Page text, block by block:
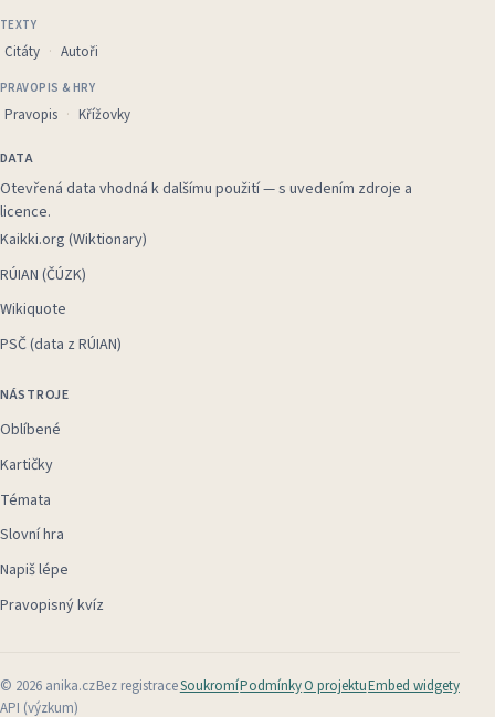
TEXTY
Citáty Autoři
PRAVOPIS & HRY
Pravopis Křížovky
DATA
Otevřená data vhodná k dalšímu použití — s uvedením zdroje a
licence.
Kaikki.org (Wiktionary)
RÚIAN (ČÚZK)
Wikiquote
PSČ (data z RÚIAN)
NÁSTROJE
Oblíbené
Kartičky
Témata
Slovní hra
Napiš lépe
Pravopisný kvíz
© 2026 anika.czBez registraceSoukromíPodmínkyO projektuEmbed widgety
API (výzkum)